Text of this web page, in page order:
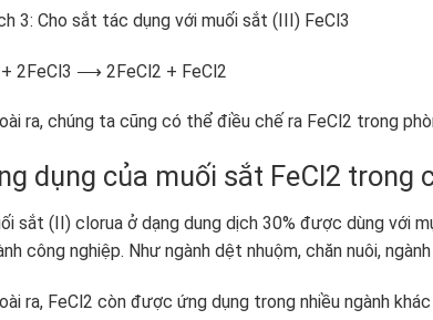
3: Cho sắt tác dụng với muối sắt (III) FeCl3
2FeCl3 ⟶ 2FeCl2 + FeCl2
ra, chúng ta cũng có thể điều chế ra FeCl 2 trong
dụng của muối sắt FeCl2 trong
sắt (II) clorua ở dạng dung dịch 30% được dùng với
công nghiệp. Như ngành dệt nhuộm, chăn nuôi,
ra, FeCl2 còn được ứng dụng trong nhiều ngành khác